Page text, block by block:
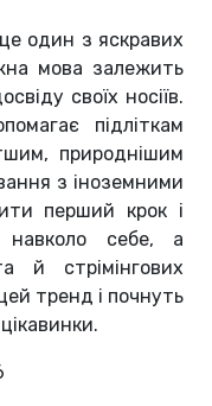
один з яскравих
мова залежить
своїх носіїв.
підліткам
природнішим
з іноземними
перший крок і
навколо себе, а
й стрімінгових
тренд і почнуть